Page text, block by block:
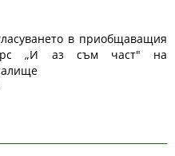
в приобщаващия
„И аз съм част" на